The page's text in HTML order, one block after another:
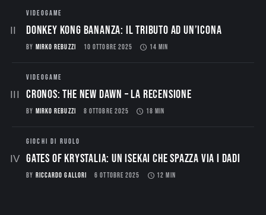
VIDEOGAME
Donkey Kong Bananza: Il Tributo ad un’Icona
BY MIRKO REBUZZI 10 OTTOBRE 2025 14 MIN
VIDEOGAME
CRONOS: THE NEW DAWN – La Recensione
BY MIRKO REBUZZI 8 OTTOBRE 2025 18 MIN
GIOCHI DI RUOLO
Gates of Krystalia: Un Isekai che spazza via i dadi
BY RICCARDO GALLORI 6 OTTOBRE 2025 12 MIN